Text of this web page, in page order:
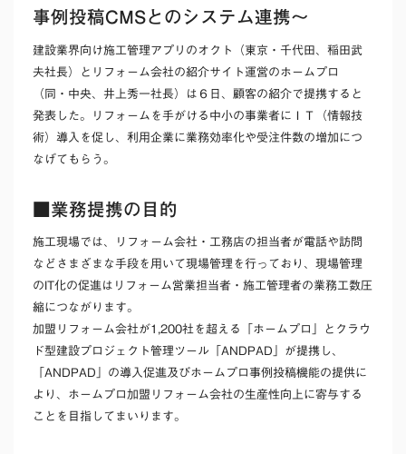
事例投稿CMSとのシステム連携〜
建設業界向け施工管理アプリのオクト（東京・千代田、稲田武
夫社長）とリフォーム会社の紹介サイト運営のホームプロ
（同・中央、井上秀一社長）は６日、顧客の紹介で提携すると
発表した。リフォームを手がける中小の事業者にＩＴ（情報技
術）導入を促し、利用企業に業務効率化や受注件数の増加につ
なげてもらう。
■業務提携の目的
施工現場では、リフォーム会社・工務店の担当者が電話や訪問
などさまざまな手段を用いて現場管理を行っており、現場管理
のIT化の促進はリフォーム営業担当者・施工管理者の業務工数圧
縮につながります。
加盟リフォーム会社が1,200社を超える「ホームプロ」とクラウ
ド型建設プロジェクト管理ツール「ANDPAD」が提携し、
「ANDPAD」の導入促進及びホームプロ事例投稿機能の提供に
より、ホームプロ加盟リフォーム会社の生産性向上に寄与する
ことを目指してまいります。